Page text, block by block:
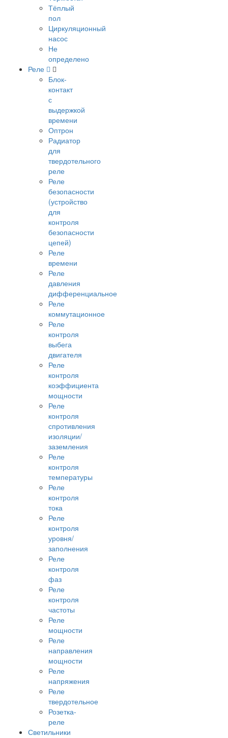
Тёплый
пол
Циркуляционный
насос
Не
определено
Реле
Блок-
контакт
с
выдержкой
времени
Оптрон
Радиатор
для
твердотельного
реле
Реле
безопасности
(устройство
для
контроля
безопасности
цепей)
Реле
времени
Реле
давления
дифференциальное
Реле
коммутационное
Реле
контроля
выбега
двигателя
Реле
контроля
коэффициента
мощности
Реле
контроля
спротивления
изоляции/
заземления
Реле
контроля
температуры
Реле
контроля
тока
Реле
контроля
уровня/
заполнения
Реле
контроля
фаз
Реле
контроля
частоты
Реле
мощности
Реле
направления
мощности
Реле
напряжения
Реле
твердотельное
Розетка-
реле
Светильники